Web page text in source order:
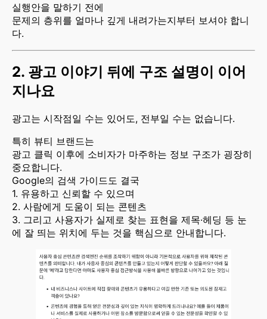
실행안을 말하기 전에
문제의 층위를 얼마나 깊게 내려가는지부터 보셔야 합니
다.
2. 광고 이야기 뒤에 구조 설명이 이어
지나요
광고는 시작점일 수는 있어도, 전부일 수는 없습니다.
특히 뷰티 브랜드는
광고 클릭 이후에 소비자가 마주하는 정보 구조가 굉장히
중요합니다.
Google의 검색 가이드도 결국
1. 유용하고 신뢰할 수 있으며
2. 사람에게 도움이 되는 콘텐츠
3. 그리고 사용자가 실제로 찾는 표현을 제목·헤딩 등 눈
에 잘 띄는 위치에 두는 것을 핵심으로 안내합니다.